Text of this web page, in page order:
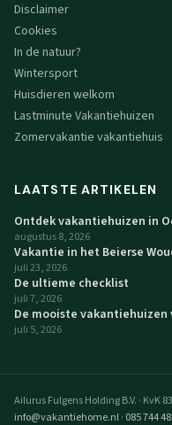
Disclaimer
Cookies
In de natuur?
Wintersport
Huisdieren welkom
Lastminute Vakantiehuizen
Zomervakantie vakantiehuis
LAATSTE ARTIKELEN
Ontdek vakantiehuizen in
augustus 8, 2026
Vakantie in het Beierse
juli 23, 2026
De ultieme checklist
juli 7, 2026
De mooiste
juli 5, 2026
Ailurus Fulgens Holding B.V. · KvK
info@vakantiehome.nl· 085 744